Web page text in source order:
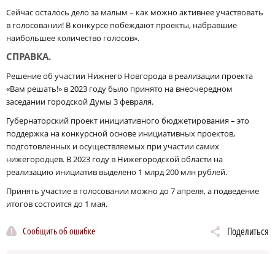
Сейчас осталось дело за малым – как можно активнее участвовать
в голосовании! В конкурсе побеждают проекты, набравшие
наибольшее количество голосов».
СПРАВКА.
Решение об участии Нижнего Новгорода в реализации проекта
«Вам решать!» в 2023 году было принято на внеочередном
заседании городской Думы 3 февраля.
Губернаторский проект инициативного бюджетирования – это
поддержка на конкурсной основе инициативных проектов,
подготовленных и осуществляемых при участии самих
нижегородцев. В 2023 году в Нижегородской области на
реализацию инициатив выделено 1 млрд 200 млн рублей.
Принять участие в голосовании можно до 7 апреля, а подведение
итогов состоится до 1 мая.
Сообщить об ошибке Поделиться